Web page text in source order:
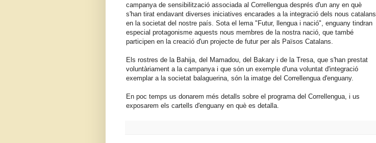
campanya de sensibilització associada al Correllengua després d'un any en què
s'han tirat endavant diverses iniciatives encarades a la integració dels nous catalans
en la societat del nostre país. Sota el lema "Futur, llengua i nació", enguany tindran
especial protagonisme aquests nous membres de la nostra nació, que també
participen en la creació d'un projecte de futur per als Països Catalans.
Els rostres de la Bahija, del Mamadou, del Bakary i de la Tresa, que s'han prestat
voluntàriament a la campanya i que són un exemple d'una voluntat d'integració
exemplar a la societat balaguerina, són la imatge del Correllengua d'enguany.
En poc temps us donarem més detalls sobre el programa del Correllengua, i us
exposarem els cartells d'enguany en què es detalla.